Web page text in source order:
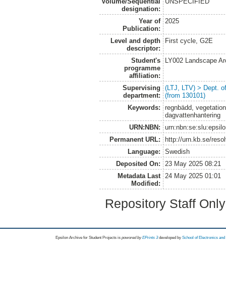
designation:
Year of
Publication:
2025
Level and depth
descriptor:
First cycle, G2E
Student's
programme
affiliation:
LY002 Landscape
Supervising
department:
(LTJ, LTV) > Dept.
(from 130101)
Keywords:
regnbädd,
dagvattenhantering
URN:NBN:
Permanent URL:
http://urn.kb.se/
Language:
Swedish
Deposited On:
23 May 2025 08:21
Metadata Last
Modified:
24 May 2025 01:01
Repository Staff
Epsilon Archive for Student Projects is powored byEPrints 3 developed by School of Electronics